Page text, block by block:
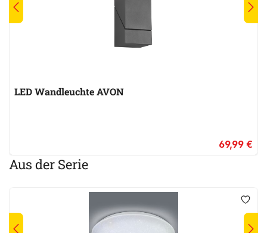
LED Wandleuchte AVON
69,99 €
Aus der Serie